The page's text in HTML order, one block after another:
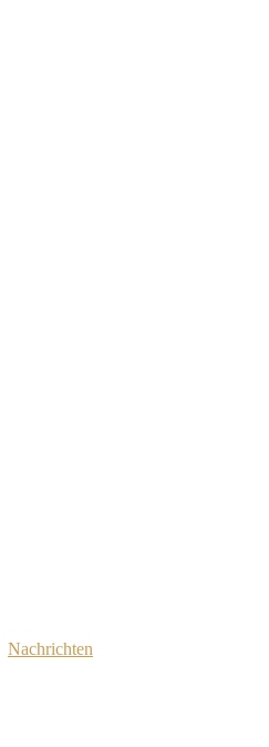
Nachrichten